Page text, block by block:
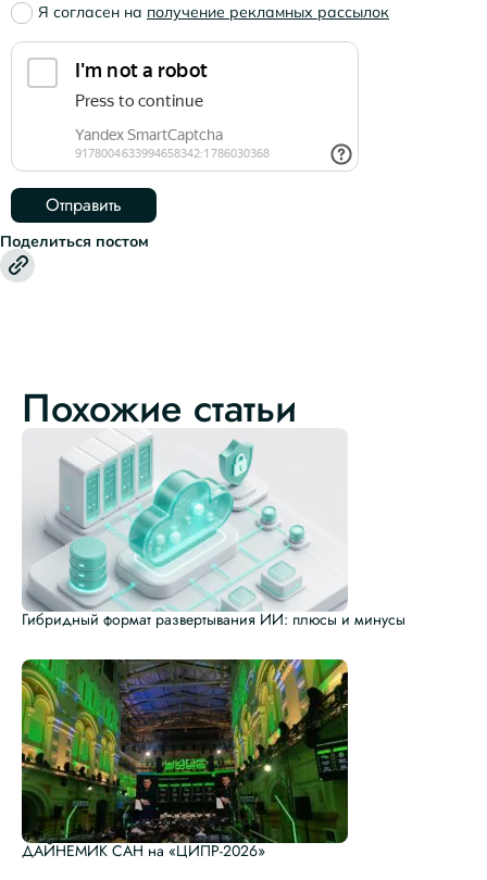
Я согласен на получение рекламных рассылок
Поделиться постом
Похожие статьи
Гибридный формат развертывания ИИ: плюсы и минусы
ДАЙНЕМИК САН на «ЦИПР-2026»